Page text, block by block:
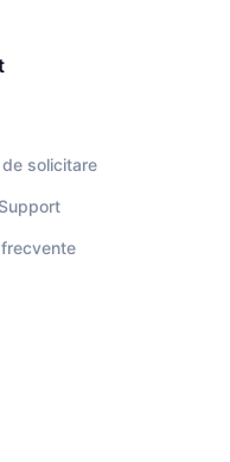
de solicitare